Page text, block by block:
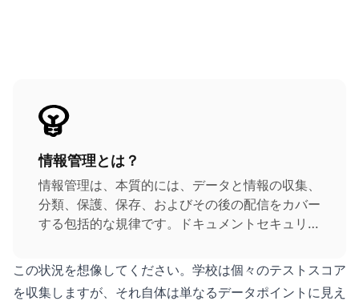
情報管理とは？
情報管理は、本質的には、データと情報の収集、
分類、保護、保存、およびその後の配信をカバー
する包括的な規律です。ドキュメントセキュリテ
の完全性と安全性を保証するため、最も重要で
す。
この状況を想像してください。学校は個々のテストスコア
を収集しますが、それ自体は単なるデータポイントに見え